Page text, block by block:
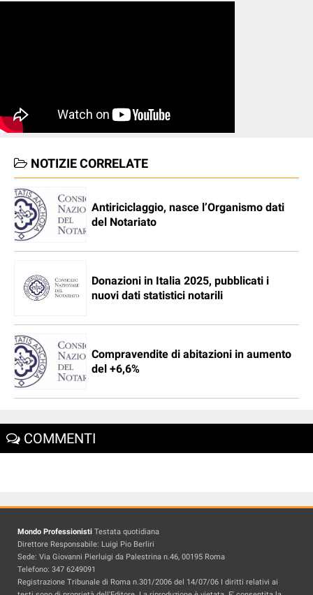
NOTIZIE CORRELATE
Antiriciclaggio, nasce l’Organismo dati
del Notariato
Donazioni in Italia 2025, pubblicati i
nuovi dati statistici notarili
Compravendite di abitazioni in aumento
del +6,6%
COMMENTI
Mondo Professionisti Testata quotidiana
Direttore Responsabile: Luigi Pio Berliri
Sede: Via Giovanni Pierluigi da Palestrina n.46, 00195 Roma
Telefono: 347 6249091
Registrazione Tribunale di Roma n.301/2006 del 14/07/06 I diritti relativi ai